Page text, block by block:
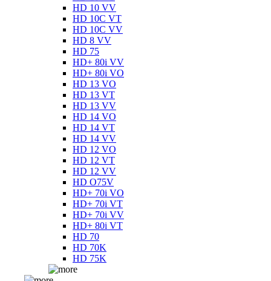
HD 10 VV
HD 10C VT
HD 10C VV
HD 8 VV
HD 75
HD+ 80i VV
HD+ 80i VO
HD 13 VO
HD 13 VT
HD 13 VV
HD 14 VO
HD 14 VT
HD 14 VV
HD 12 VO
HD 12 VT
HD 12 VV
HD O75V
HD+ 70i VO
HD+ 70i VT
HD+ 70i VV
HD+ 80i VT
HD 70
HD 70K
HD 75K